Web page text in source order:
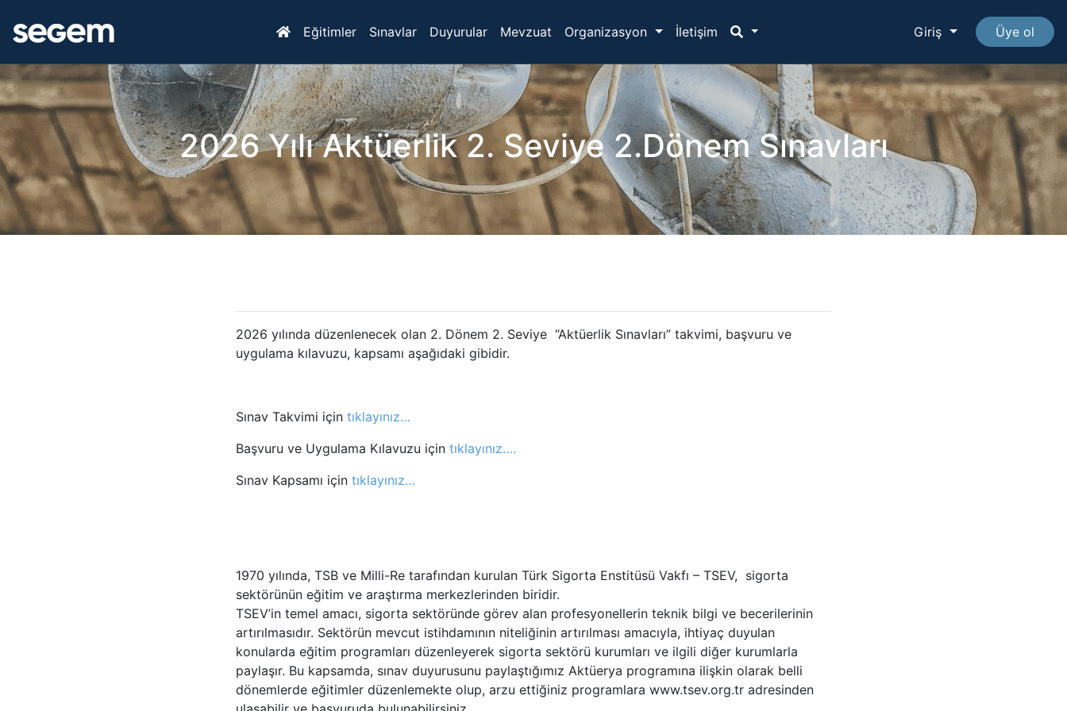
Eğitimler Sınavlar Duyurular Mevzuat Organizasyon İletişim Giriş Üye ol
2026 Yılı Aktüerlik 2. Seviye 2.Dönem Sınavları
2026 yılında düzenlenecek olan 2. Dönem 2. Seviye “Aktüerlik Sınavları” takvimi, başvuru ve
uygulama kılavuzu, kapsamı aşağıdaki gibidir.
Sınav Takvimi için tıklayınız…
Başvuru ve Uygulama Kılavuzu için tıklayınız….
Sınav Kapsamı için tıklayınız…
1970 yılında, TSB ve Milli-Re tarafından kurulan Türk Sigorta Enstitüsü Vakfı – TSEV, sigorta
sektörünün eğitim ve araştırma merkezlerinden biridir.
TSEV’in temel amacı, sigorta sektöründe görev alan profesyonellerin teknik bilgi ve becerilerinin
artırılmasıdır. Sektörün mevcut istihdamının niteliğinin artırılması amacıyla, ihtiyaç duyulan
konularda eğitim programları düzenleyerek sigorta sektörü kurumları ve ilgili diğer kurumlarla
paylaşır. Bu kapsamda, sınav duyurusunu paylaştığımız Aktüerya programına ilişkin olarak belli
dönemlerde eğitimler düzenlemekte olup, arzu ettiğiniz programlara www.tsev.org.tr adresinden